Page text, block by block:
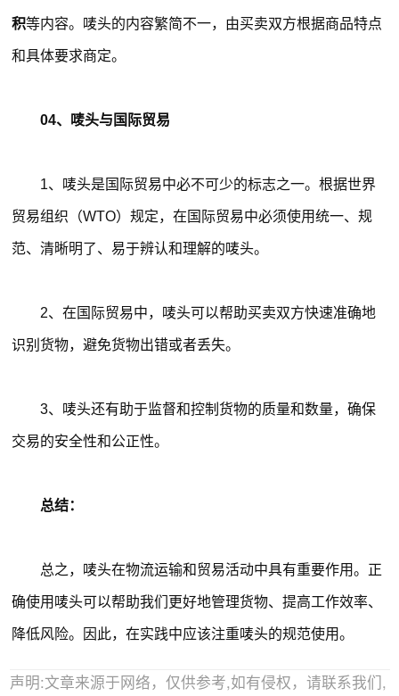
积等内容。唛头的内容繁简不一，由买卖双方根据商品特点
和具体要求商定。
04、唛头与国际贸易
1、唛头是国际贸易中必不可少的标志之一。根据世界
贸易组织（WTO）规定，在国际贸易中必须使用统一、规
范、清晰明了、易于辨认和理解的唛头。
2、在国际贸易中，唛头可以帮助买卖双方快速准确地
识别货物，避免货物出错或者丢失。
3、唛头还有助于监督和控制货物的质量和数量，确保
交易的安全性和公正性。
总结：
总之，唛头在物流运输和贸易活动中具有重要作用。正
确使用唛头可以帮助我们更好地管理货物、提高工作效率、
降低风险。因此，在实践中应该注重唛头的规范使用。
声明:文章来源于网络，仅供参考,如有侵权，请联系我们,